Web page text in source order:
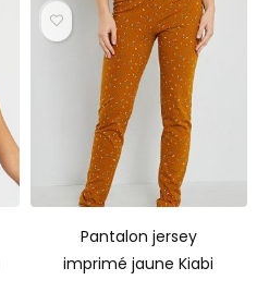
Pantalon jersey
imprimé jaune Kiabi